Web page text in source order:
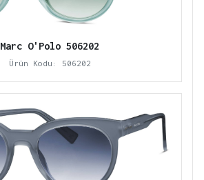
Marc O'Polo 506202
Ürün Kodu: 506202